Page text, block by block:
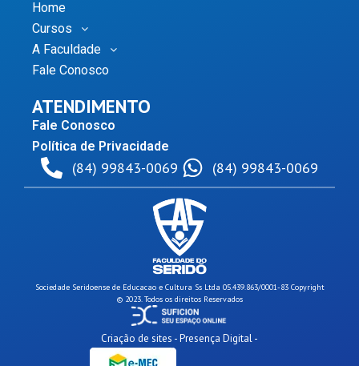
Home
Cursos
A Faculdade
Fale Conosco
ATENDIMENTO
Fale Conosco
Política de Privacidade
(84) 99843-0069 (84) 99843-0069
Sociedade Seridoense de Educacao e Cultura Ss Ltda 05.439.863/0001-83 Copyright
© 2023. Todos os direitos Reservados
Criação de sites - Presença Digital -